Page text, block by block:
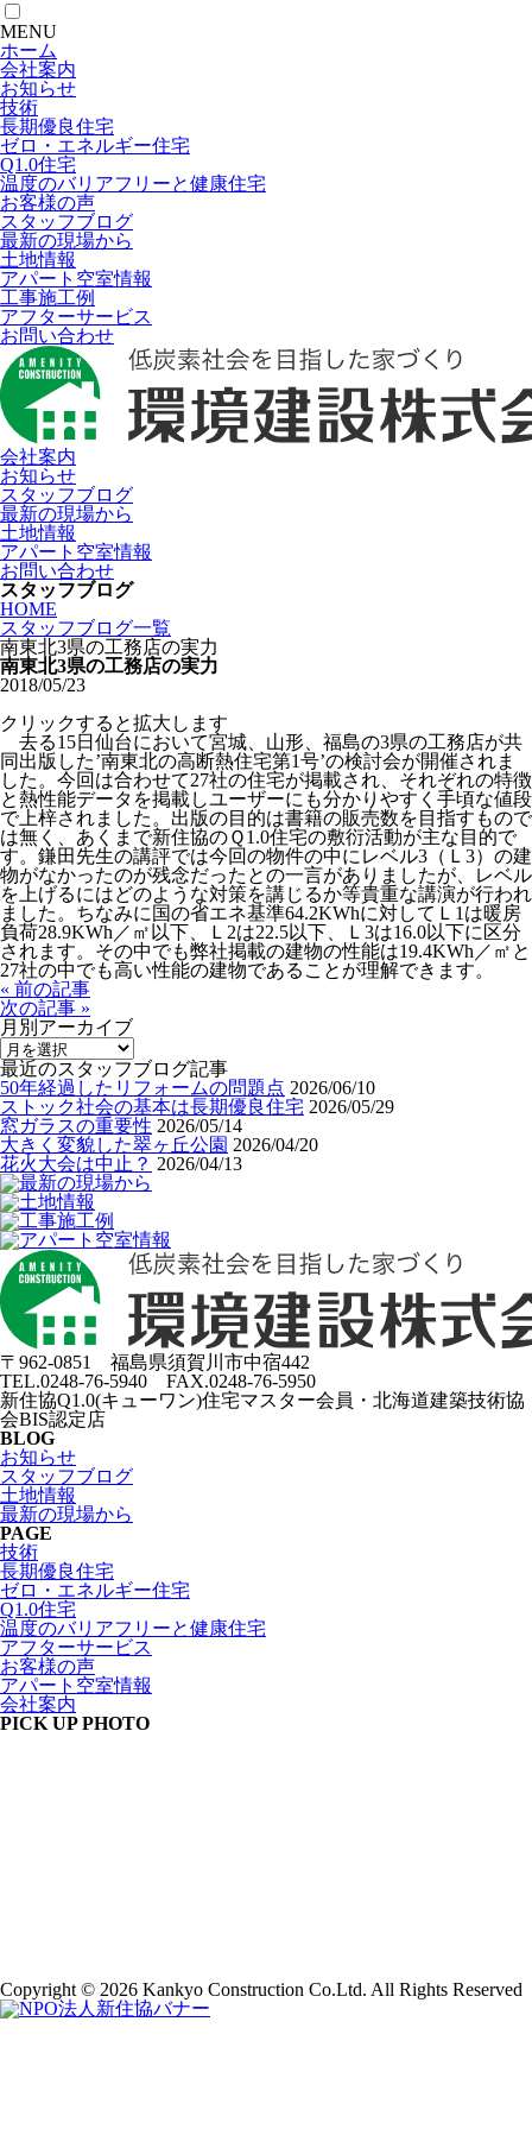
MENU
ホーム
会社案内
お知らせ
技術
長期優良住宅
ゼロ・エネルギー住宅
Q1.0住宅
温度のバリアフリーと健康住宅
お客様の声
スタッフブログ
最新の現場から
土地情報
アパート空室情報
工事施工例
アフターサービス
お問い合わせ
会社案内
お知らせ
スタッフブログ
最新の現場から
土地情報
アパート空室情報
お問い合わせ
スタッフブログ
HOME
スタッフブログ一覧
南東北3県の工務店の実力
南東北3県の工務店の実力
2018/05/23
クリックすると拡大します
去る15日仙台において宮城、山形、福島の3県の工務店が共
同出版した’南東北の高断熱住宅第1号’の検討会が開催されま
した。今回は合わせて27社の住宅が掲載され、それぞれの特徴
と熱性能データを掲載しユーザーにも分かりやすく手頃な値段
で上梓されました。出版の目的は書籍の販売数を目指すもので
は無く、あくまで新住協のＱ1.0住宅の敷衍活動が主な目的で
す。鎌田先生の講評では今回の物件の中にレベル3（Ｌ3）の建
物がなかったのが残念だったとの一言がありましたが、レベル
を上げるにはどのような対策を講じるか等貴重な講演が行われ
ました。ちなみに国の省エネ基準64.2KWhに対してＬ1は暖房
負荷28.9KWh／㎡以下、Ｌ2は22.5以下、Ｌ3は16.0以下に区分
されます。その中でも弊社掲載の建物の性能は19.4KWh／㎡と
27社の中でも高い性能の建物であることが理解できます。
« 前の記事
次の記事 »
月別アーカイブ
最近のスタッフブログ記事
50年経過したリフォームの問題点 2026/06/10
ストック社会の基本は長期優良住宅 2026/05/29
窓ガラスの重要性 2026/05/14
大きく変貌した翠ヶ丘公園 2026/04/20
花火大会は中止？ 2026/04/13
〒962-0851 福島県須賀川市中宿442
TEL.0248-76-5940 FAX.0248-76-5950
新住協Q1.0(キューワン)住宅マスター会員・北海道建築技術協
会BIS認定店
BLOG
お知らせ
スタッフブログ
土地情報
最新の現場から
PAGE
技術
長期優良住宅
ゼロ・エネルギー住宅
Q1.0住宅
温度のバリアフリーと健康住宅
アフターサービス
お客様の声
アパート空室情報
会社案内
PICK UP PHOTO
Copyright © 2026 Kankyo Construction Co.Ltd. All Rights Reserved